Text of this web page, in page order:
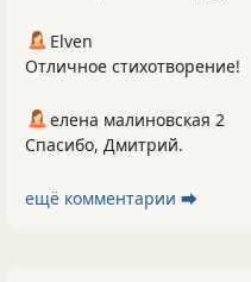
Elven
Отличное стихотворение!
елена малиновская 2
Спасибо, Дмитрий.
ещё комментарии ⮕